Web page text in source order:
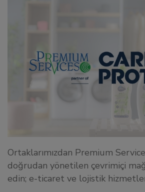
Ortaklarımızdan Premium
doğrudan yönetilen çevrimiçi
edin; e-ticaret ve lojistik